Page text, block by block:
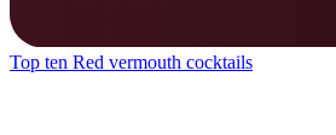
Top ten Red vermouth cocktails